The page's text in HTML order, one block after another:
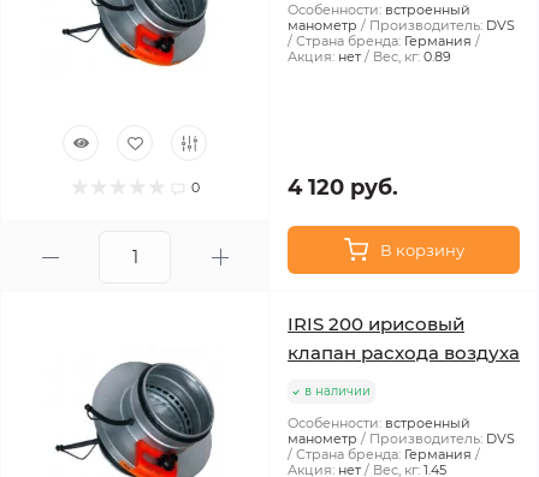
0
Особенности: встроенный
манометр
Производитель: DVS
Страна бренда: Германия
Акция: нет Вес, кг: 0.89
4 120 руб.
В корзину
IRIS 200 ирисовый
клапан расхода воздуха
в наличии
Особенности: встроенный
манометр
Производитель: DVS
Страна бренда: Германия
Акция: нет Вес, кг: 1.45